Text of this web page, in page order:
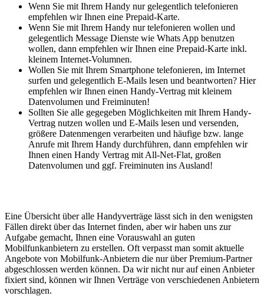
Wenn Sie mit Ihrem Handy nur gelegentlich telefonieren
empfehlen wir Ihnen eine Prepaid-Karte.
Wenn Sie mit Ihrem Handy nur telefonieren wollen und
gelegentlich Message Dienste wie Whats App benutzen
wollen, dann empfehlen wir Ihnen eine Prepaid-Karte inkl.
kleinem Internet-Volumnen.
Wollen Sie mit Ihrem Smartphone telefonieren, im Internet
surfen und gelegentlich E-Mails lesen und beantworten? Hier
empfehlen wir Ihnen einen Handy-Vertrag mit kleinem
Datenvolumen und Freiminuten!
Sollten Sie alle gegegeben Möglichkeiten mit Ihrem Handy-
Vertrag nutzen wollen und E-Mails lesen und versenden,
größere Datenmengen verarbeiten und häufige bzw. lange
Anrufe mit Ihrem Handy durchführen, dann empfehlen wir
Ihnen einen Handy Vertrag mit All-Net-Flat, großen
Datenvolumen und ggf. Freiminuten ins Ausland!
Eine Übersicht über alle Handyverträge lässt sich in den wenigsten
Fällen direkt über das Internet finden, aber wir haben uns zur
Aufgabe gemacht, Ihnen eine Vorauswahl an guten
Mobilfunkanbietern zu erstellen. Oft verpasst man somit aktuelle
Angebote von Mobilfunk-Anbietern die nur über Premium-Partner
abgeschlossen werden können. Da wir nicht nur auf einen Anbieter
fixiert sind, können wir Ihnen Verträge von verschiedenen Anbietern
vorschlagen.